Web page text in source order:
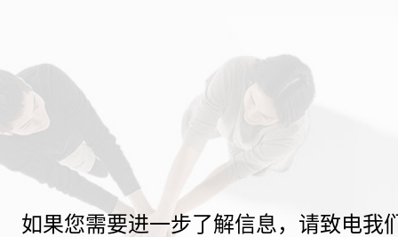
如果您需要进一步了解信息，请致电我